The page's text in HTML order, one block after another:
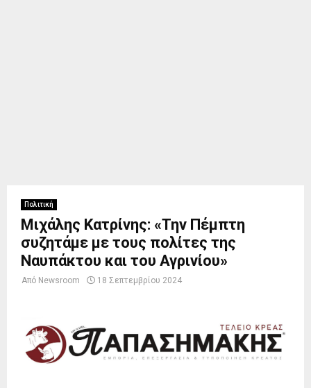
Πολιτική
Μιχάλης Κατρίνης: «Την Πέμπτη
συζητάμε με τους πολίτες της
Ναυπάκτου και του Αγρινίου»
Από Newsroom 18 Σεπτεμβρίου 2024